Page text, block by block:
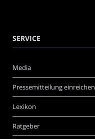
SERVICE
Media
Pressemitteilung einreichen
Lexikon
Ratgeber